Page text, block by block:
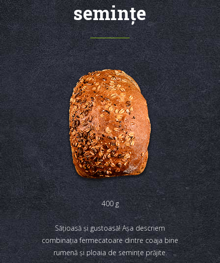
seminţe
400 g
Săţioasă şi gustoasă! Aşa descriem
combinaţia fermecatoare dintre coaja bine
rumenă şi ploaia de seminţe prăjite.